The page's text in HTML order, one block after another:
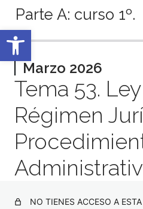
Abrir barra de herramientas
Parte A: curso 1º.
Septiembre 2025
5 lecciones
Octubre 2025
4 lecciones
Noviembre 2025
4 lecciones
Diciembre 2025
3 lecciones
4 lecciones
Marzo 2026
Tema 53.
Régimen
NO TIENES ACCESO A
Anterior